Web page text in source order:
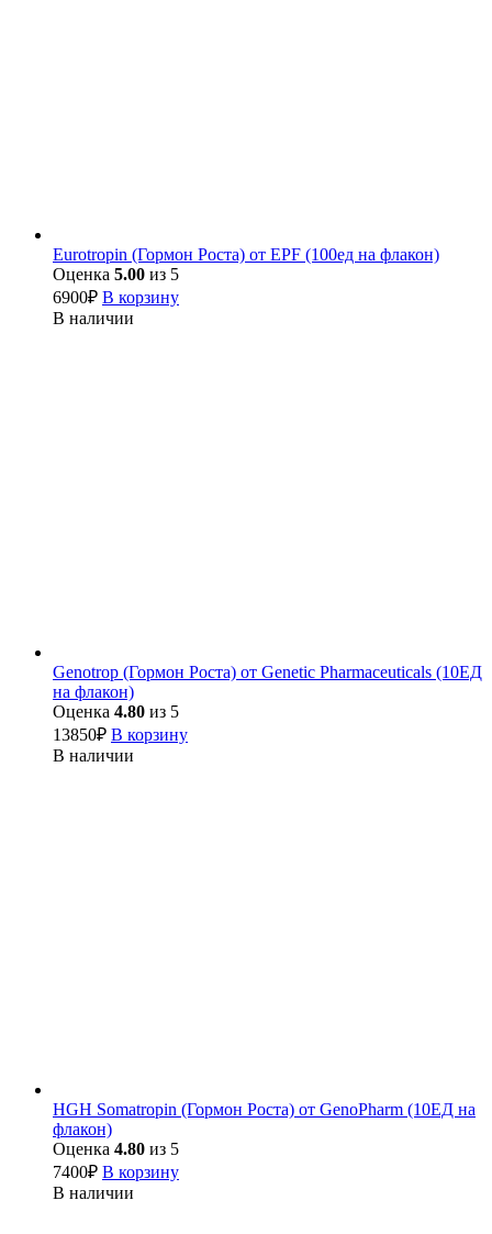
Eurotropin (Гормон Роста) от EPF (100ед на флакон)
Оценка 5.00 из 5
6900₽ В корзину
В наличии
Genotrop (Гормон Роста) от Genetic Pharmaceuticals (10ЕД
на флакон)
Оценка 4.80 из 5
13850₽ В корзину
В наличии
HGH Somatropin (Гормон Роста) от GenoPharm (10ЕД на
флакон)
Оценка 4.80 из 5
7400₽ В корзину
В наличии